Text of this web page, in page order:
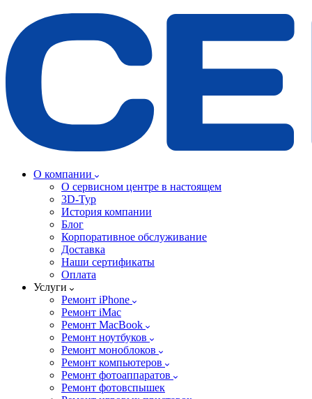
О компании
О сервисном центре в настоящем
3D-Тур
История компании
Блог
Корпоративное обслуживание
Доставка
Наши сертификаты
Оплата
Услуги
Ремонт iPhone
Ремонт iMac
Ремонт MacBook
Ремонт ноутбуков
Ремонт моноблоков
Ремонт компьютеров
Ремонт фотоаппаратов
Ремонт фотовспышек